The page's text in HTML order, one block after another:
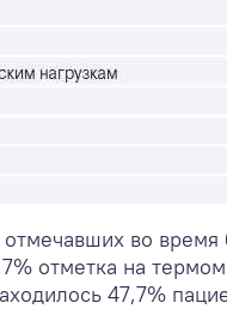
во
отметка на
47,7%